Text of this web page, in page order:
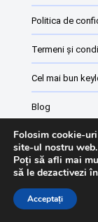
Politica de
Termeni și
Cel mai bun
Blog
Software de
Lista de
Folosim cookie-
site-ul nostru web.
Poți să afli mai
să le dezactivezi în
Acceptați